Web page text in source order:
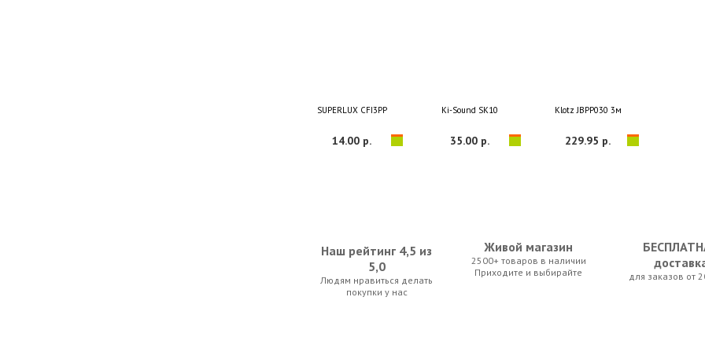
SUPERLUX CFI3PP
14.00 р.
Ki-Sound SK10
35.00 р.
Klotz JBPP030 3м
229.95 р.
Soundking BC328 3m
Наш рейтинг 4,5 из
5,0
Людям нравиться делать
покупки у нас
Живой магазин
2500+ товаров в наличии
Приходите и выбирайте
для заказов от